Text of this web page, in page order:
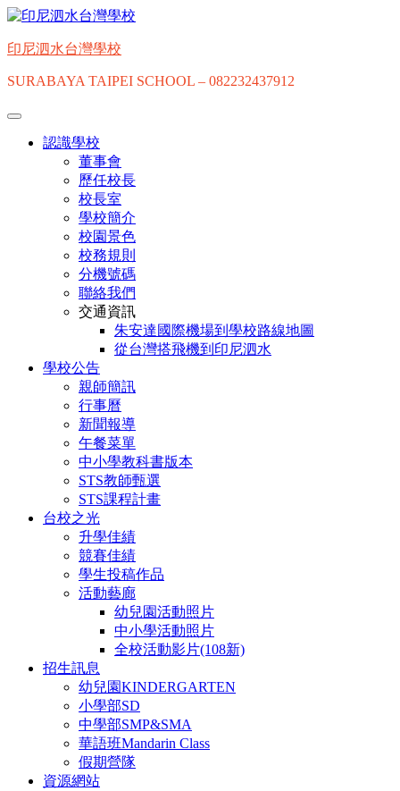
Skip
content
印尼泗水台灣學校
SURABAYA TAIPEI SCHOOL – 082232437912
認識學校
董事會
歷任校長
校長室
學校簡介
校園景色
校務規則
分機號碼
聯絡我們
交通資訊
朱安達國際機場到學校路線地圖
從台灣搭飛機到印尼泗水
學校公告
親師簡訊
行事曆
新聞報導
午餐菜單
中小學教科書版本
STS教師甄選
STS課程計畫
台校之光
升學佳績
競賽佳績
學生投稿作品
活動藝廊
幼兒園活動照片
中小學活動照片
全校活動影片(108新)
招生訊息
幼兒園KINDERGARTEN
小學部SD
中學部SMP&SMA
華語班Mandarin Class
假期營隊
資源網站